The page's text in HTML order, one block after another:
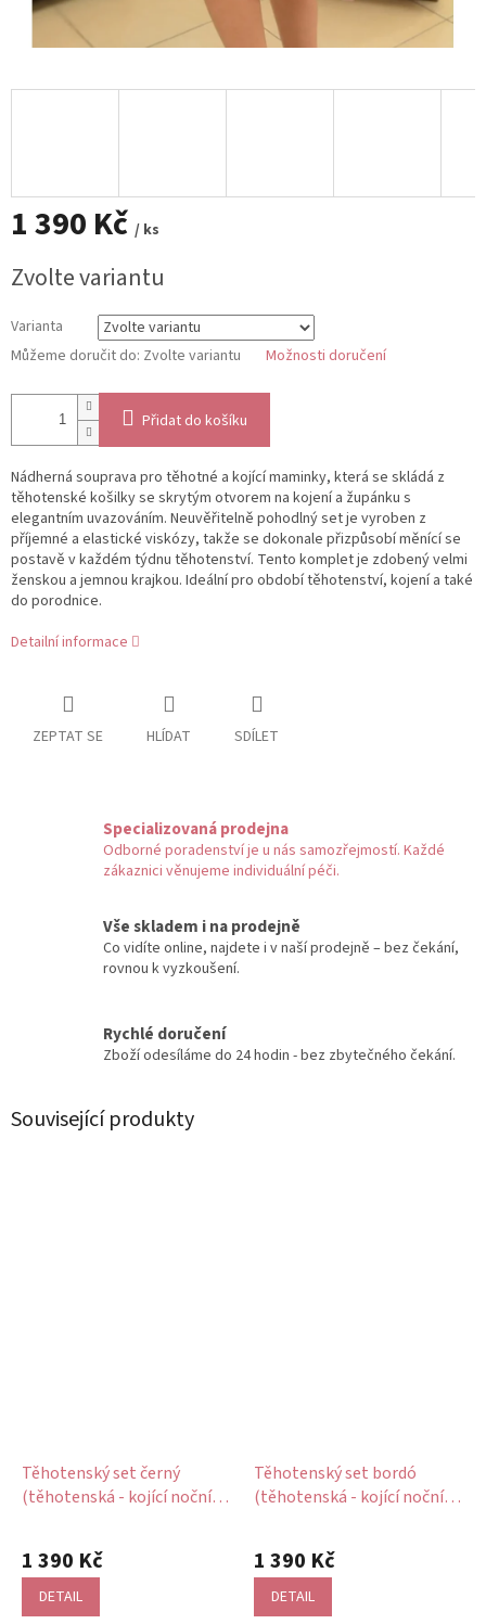
1 390 Kč / ks
cena:
Zvolte variantu
Varianta
Můžeme doručit do: Zvolte variantu Možnosti doručení
Přidat do košíku
Nádherná souprava pro těhotné a kojící maminky, která se skládá z
těhotenské košilky se skrytým otvorem na kojení a župánku s
elegantním uvazováním. Neuvěřitelně pohodlný set je vyroben z
příjemné a elastické viskózy, takže se dokonale přizpůsobí měnící se
postavě v každém týdnu těhotenství. Tento komplet je zdobený velmi
ženskou a jemnou krajkou. Ideální pro období těhotenství, kojení a také
do porodnice.
Detailní informace
ZEPTAT SE HLÍDAT SDÍLET
Specializovaná prodejna
Odborné poradenství je u nás samozřejmostí. Každé
zákaznici věnujeme individuální péči.
Vše skladem i na prodejně
Co vidíte online, najdete i v naší prodejně – bez čekání,
rovnou k vyzkoušení.
Rychlé doručení
Zboží odesíláme do 24 hodin - bez zbytečného čekání.
Související produkty
Těhotenský set černý
(těhotenská - kojící noční
hodnocení
produktu
5,0
1 390 Kč
DETAIL
Těhotenský set bordó
(těhotenská - kojící noční
1 390 Kč
DETAIL